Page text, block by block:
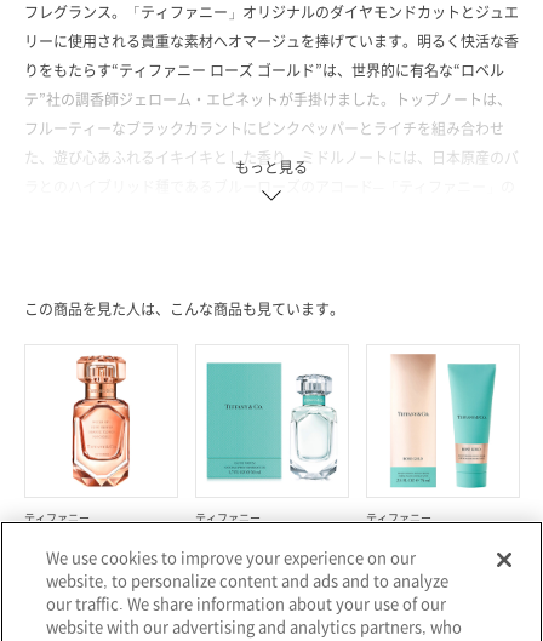
フレグランス。「ティファニー」オリジナルのダイヤモンドカットとジュエ
リーに使用される貴重な素材へオマージュを捧げています。明るく快活な香
りをもたらす“ティファニー ローズ ゴールド”は、世界的に有名な“ロベル
テ”社の調香師ジェローム・エピネットが手掛けました。トップノートは、
フルーティーなブラックカラントにピンクペッパーとライチを組み合わせ
た、遊び心あふれるイキイキとした香り。ミドルノートには、日本原産のバ
ラとのハイブリッド種であるブルーローズのアコード─「ティファニー」の
国：フランス
＜フレグランス／30ml、50ml、75ml／全3種＞
もっと見る
この商品を見た人は、こんな商品も見ています。
ティファニー
インテンス オードパルファム
¥12,760～
ティファニー
ム
¥11,550～
ティファニー
モイスチャライジング ハンド
クリーム
¥5,610
We use cookies to improve your experience on our
website, to personalize content and ads and to analyze
our traffic. We share information about your use of our
website with our advertising and analytics partners, who